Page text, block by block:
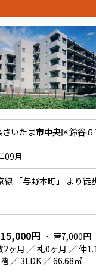
さいたま市中央区鈴谷
09月
線 「与野本町」 より徒
円 ・ 管7,000円
2ヶ月 ／ 礼0ヶ月 ／ 仲
／ 3LDK ／ 66.68㎡